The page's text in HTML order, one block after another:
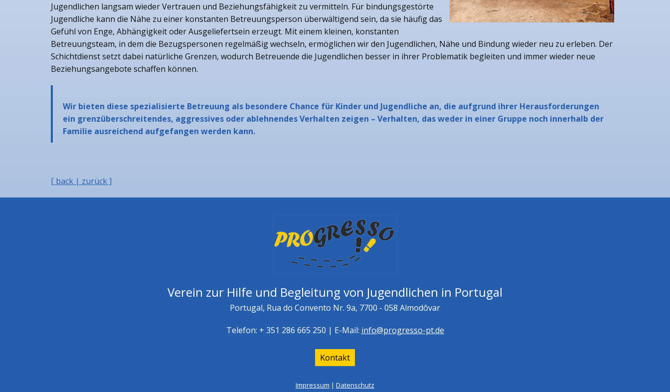
Jugendlichen langsam wieder Vertrauen und Beziehungsfähigkeit zu vermitteln. Für bindungsgestörte
Jugendliche kann die Nähe zu einer konstanten Betreuungsperson überwältigend sein, da sie häufig das
Gefühl von Enge, Abhängigkeit oder Ausgeliefertsein erzeugt. Mit einem kleinen, konstanten
Betreuungsteam, in dem die Bezugspersonen regelmäßig wechseln, ermöglichen wir den Jugendlichen, Nähe und Bindung wieder neu zu erleben. Der
Schichtdienst setzt dabei natürliche Grenzen, wodurch Betreuende die Jugendlichen besser in ihrer Problematik begleiten und immer wieder neue
Beziehungsangebote schaffen können.
Wir bieten diese spezialisierte Betreuung als besondere Chance für Kinder und Jugendliche an, die aufgrund ihrer Herausforderungen
ein grenzüberschreitendes, aggressives oder ablehnendes Verhalten zeigen – Verhalten, das weder in einer Gruppe noch innerhalb der
Familie ausreichend aufgefangen werden kann.
[ back | zurück ]
Verein zur Hilfe und Begleitung von Jugendlichen in Portugal
Portugal, Rua do Convento Nr. 9a, 7700 - 058 Almodôvar
Telefon: + 351 286 665 250 | E-Mail: info@progresso-pt.de
Kontakt
Impressum | Datenschutz